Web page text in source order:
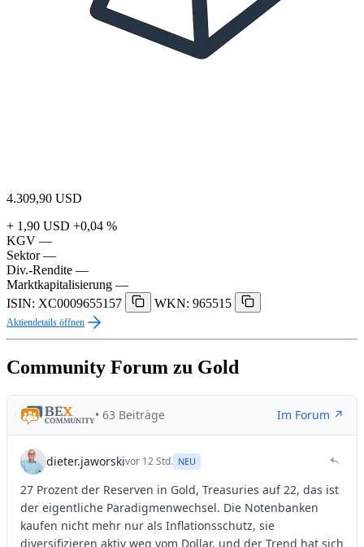
4.309,90 USD
+ 1,90 USD +0,04 %
KGV —
Sektor —
Div.-Rendite —
Marktkapitalisierung —
ISIN: XC0009655157
WKN: 965515
Aktiendetails öffnen
Community Forum zu Gold